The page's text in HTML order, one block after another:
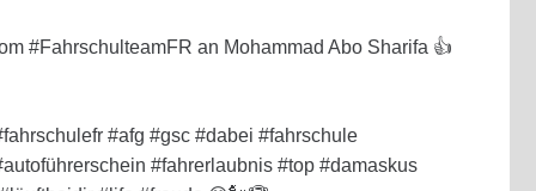
#FahrschulteamFR an Mohammad Abo Sharifa 👍
#afg #gsc #dabei #fahrschule
#fahrerlaubnis #top #damaskus